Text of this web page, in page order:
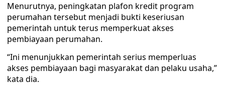
Menurutnya, peningkatan plafon kredit program
perumahan tersebut menjadi bukti keseriusan
pemerintah untuk terus memperkuat akses
pembiayaan perumahan.
“Ini menunjukkan pemerintah serius memperluas
akses pembiayaan bagi masyarakat dan pelaku usaha,”
kata dia.